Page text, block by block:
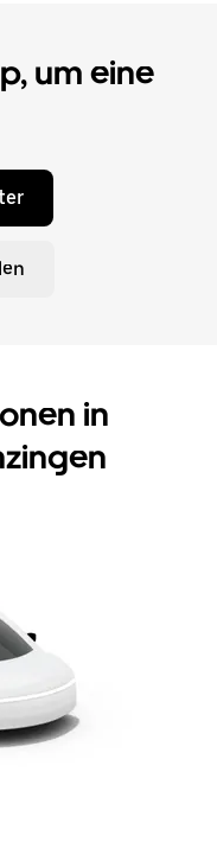
um eine
in